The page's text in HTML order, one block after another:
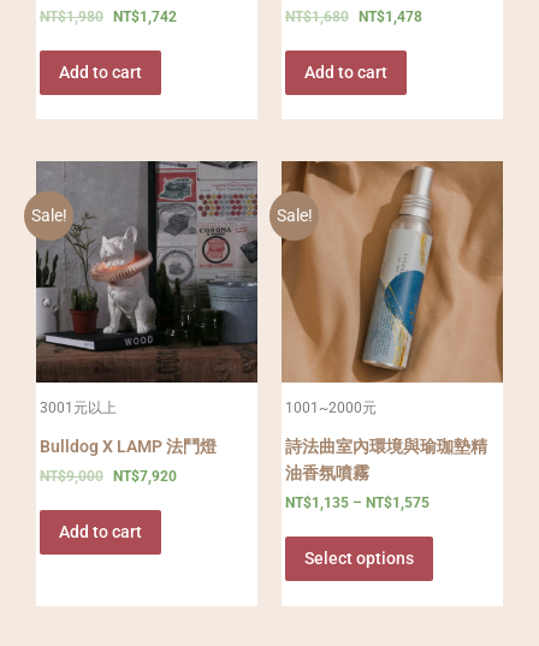
NT$1,980 NT$1,742
Add to cart
NT$1,680 NT$1,478
Add to cart
Sale!
3001元以上
Bulldog X LAMP 法鬥燈
NT$9,000 NT$7,920
Add to cart
Sale!
1001~2000元
詩法曲室內環境與瑜珈墊精
油香氛噴霧
NT$1,135– NT$1,575
Select options